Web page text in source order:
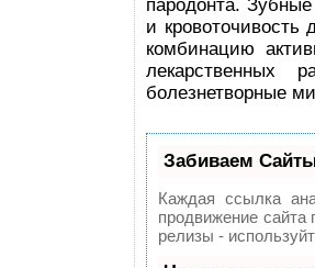
пародонта.
и
комбинацию
лекарственных
болезнетворные
Забиваем
Каждая ссылка
продвижение
релизы -